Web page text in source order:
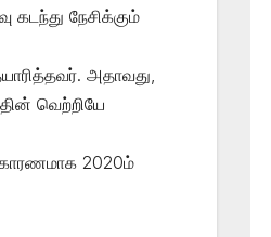
கடந்து நேசிக்கும்
அதாவது,
வெற்றியே
காரணமாக 2020ம்